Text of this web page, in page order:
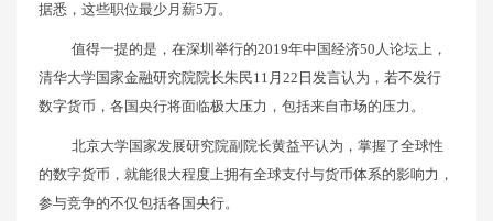
据悉，这些职位最少月薪5万。
值得一提的是，在深圳举行的2019年中国经济50人论坛上，
清华大学国家金融研究院院长朱民11月22日发言认为，若不发行
数字货币，各国央行将面临极大压力，包括来自市场的压力。
北京大学国家发展研究院副院长黄益平认为，掌握了全球性
的数字货币，就能很大程度上拥有全球支付与货币体系的影响力，
参与竞争的不仅包括各国央行。